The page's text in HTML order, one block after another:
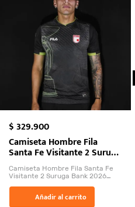
$329.900
Camiseta Hombre Fila
Santa Fe Visitante 2 Suruga
Bank 2026
Camiseta Hombre Fila Santa Fe
Visitante 2 Suruga Bank 2026
El Rugido del Sol Naciente:
“Primeros para la Et...
Añadir al carrito